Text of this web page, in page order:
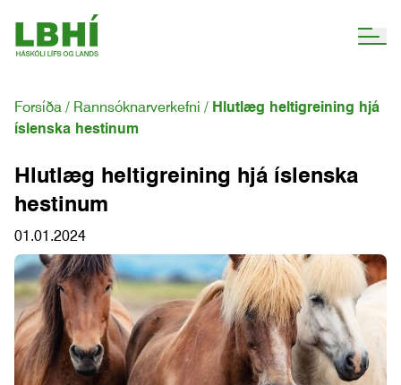
Forsíða Rannsóknarverkefni
Hlutlæg heltigreining hjá
íslenska hestinum
Hlutlæg heltigreining hjá íslenska
hestinum
01.01.2024